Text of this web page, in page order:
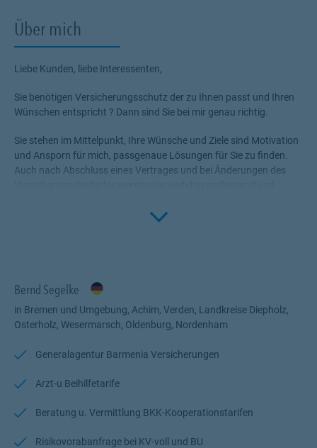
Über mich
Liebe Kunden, liebe Interessenten,
Sie benötigen Versicherungsschutz der zu Ihnen passt und Ihren
Wünschen entspricht ? Dann sind Sie bei mir genau richtig.
Sie stehen im Mittelpunkt, Ihre Wünsche und Ziele sind Motivation
und Ansporn für mich, passgenaue Lösungen für Sie zu finden.
Auch nach Abschluss eines Vertrages und bei Änderungen des
Profitieren Sie von meinem Fachwissen, meiner Begeisterung für
alle Fragen rund um das Thema Versicherung und Vorsorge. Ich
bin für Sie da.
Click to
Bernd Segelke
in Bremen und Umgebung, Achim, Verden, Landkreise Diepholz,
Osterholz, Wesermarsch, Oldenburg, Nordenham
Generalagentur Barmenia Versicherungen
Arzt-u Beihilfetarife
Beratung u. Vermittlung BKK-Kooperationstarifen
Risikovorabanfrage bei KV-voll und BU